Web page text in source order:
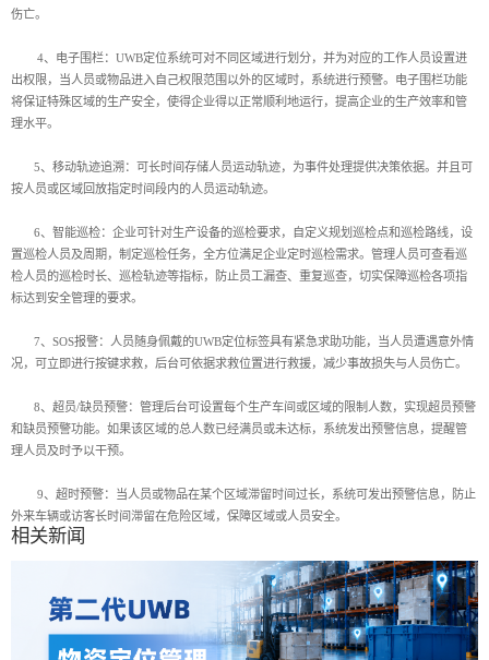
伤亡。
4、电子围栏：UWB定位系统可对不同区域进行划分，并为对应的工作人员设置进
出权限，当人员或物品进入自己权限范围以外的区域时，系统进行预警。电子围栏功能
将保证特殊区域的生产安全，使得企业得以正常顺利地运行，提高企业的生产效率和管
理水平。
5、移动轨迹追溯：可长时间存储人员运动轨迹，为事件处理提供决策依据。并且可
按人员或区域回放指定时间段内的人员运动轨迹。
6、智能巡检：企业可针对生产设备的巡检要求，自定义规划巡检点和巡检路线，设
置巡检人员及周期，制定巡检任务，全方位满足企业定时巡检需求。管理人员可查看巡
检人员的巡检时长、巡检轨迹等指标，防止员工漏查、重复巡查，切实保障巡检各项指
标达到安全管理的要求。
7、SOS报警：人员随身佩戴的UWB定位标签具有紧急求助功能，当人员遭遇意外情
况，可立即进行按键求救，后台可依据求救位置进行救援，减少事故损失与人员伤亡。
8、超员/缺员预警：管理后台可设置每个生产车间或区域的限制人数，实现超员预警
和缺员预警功能。如果该区域的总人数已经满员或未达标，系统发出预警信息，提醒管
理人员及时予以干预。
9、超时预警：当人员或物品在某个区域滞留时间过长，系统可发出预警信息，防止
外来车辆或访客长时间滞留在危险区域，保障区域或人员安全。
相关新闻